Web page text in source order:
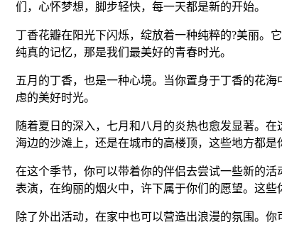
们，心怀梦想，脚步轻快，每一天都是新的开始。
丁香花瓣在阳光下闪烁，绽放着一种纯粹的?美丽。
纯真的记忆，那是我们最美好的青春时光。
五月的丁香，也是一种心境。当你置身于丁香的花
虑的美好时光。
随着夏日的深入，七月和八月的炎热也愈发显著。
海边的沙滩上，还是在城市的高楼顶，这些地方都是
在这个季节，你可以带着你的伴侣去尝试一些新的
表演，在绚丽的烟火中，许下属于你们的愿望。这些
除了外出活动，在家中也可以营造出浪漫的氛围。